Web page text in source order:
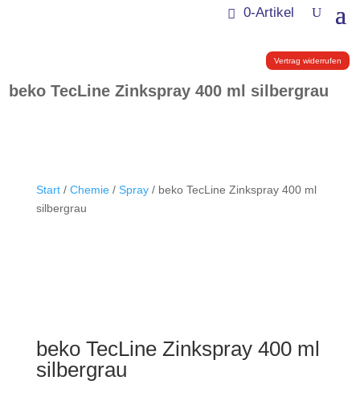
0-Artikel
Vertrag widerrufen
beko TecLine Zinkspray 400 ml silbergrau
Start/ Chemie/ Spray/ beko TecLine Zinkspray 400 ml
silbergrau
beko TecLine Zinkspray 400 ml
silbergrau